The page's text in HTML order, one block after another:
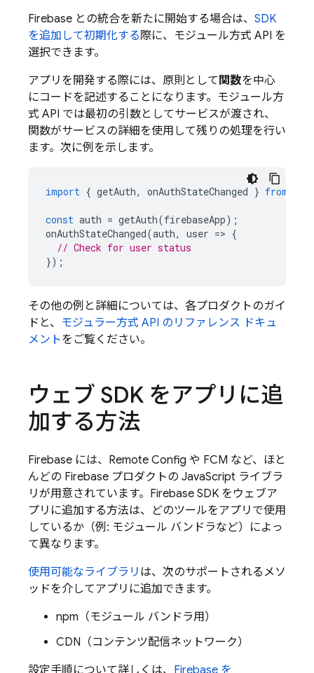
Firebase との統合を新たに開始する場合は、 SDK
を追加して初期化する 際に、モジュール方式 API を
選択できます。
アプリを開発する際には、原則として 関数を中心
にコードを記述することになります。モジュール方
式 API では最初の引数としてサービスが渡され、
関数がサービスの詳細を使用して残りの処理を行い
ます。次に例を示します。
import { getAuth, onAuthStateChanged } from
const auth = getAuth(firebaseApp);
onAuthStateChanged(auth, user => {
// Check for user status
});
その他の例と詳細については、各プロダクトのガイ
ドと、 モジュラー方式 API のリファレンス ドキュ
メントをご覧ください。
ウェブ SDK をアプリに追
加する方法
Firebase には、 Remote Config や FCM など、ほと
んどの Firebase プロダクトの JavaScript ライブラ
リが用意されています。Firebase SDK をウェブア
プリに追加する方法は、どのツールをアプリで使用
しているか（例: モジュール バンドラなど）によっ
て異なります。
使用可能なライブラリ は、次のサポートされるメソ
ッドを介してアプリに追加できます。
npm（モジュール バンドラ用）
CDN（コンテンツ配信ネットワーク）
設定手順について詳しくは、
Firebase を